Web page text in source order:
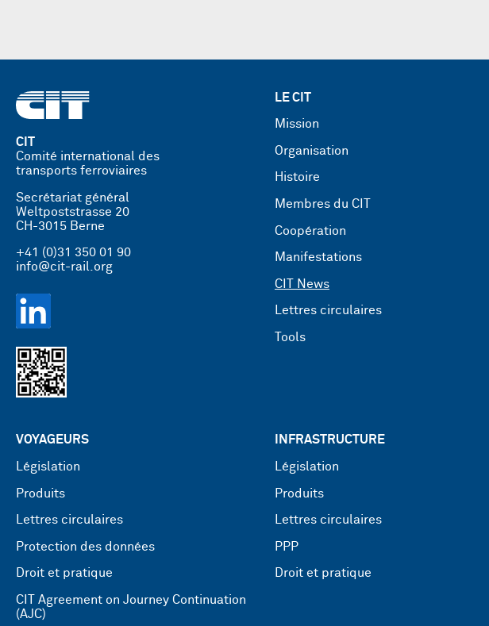
LE CIT
Mission
Organisation
Histoire
Membres du CIT
Coopération
Manifestations
CIT News
Lettres circulaires
Tools
VOYAGEURS
Législation
Produits
Lettres circulaires
Protection des données
Droit et pratique
CIT Agreement on Journey Continuation
(AJC)
INFRASTRUCTURE
Législation
Produits
Lettres circulaires
PPP
Droit et pratique
CIT
Comité international des
transports ferroviaires
Secrétariat général
Weltpoststrasse 20
CH-3015 Berne
+41 (0)31 350 01 90
info@cit-rail.org